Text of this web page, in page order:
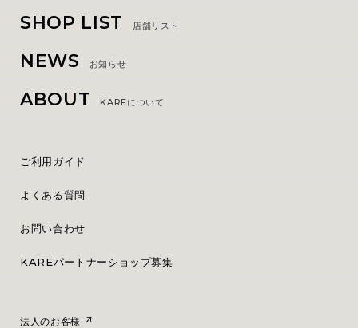
SHOP LIST 店舗リスト
NEWS お知らせ
ABOUT KAREについて
ご利用ガイド
よくある質問
お問い合わせ
KAREパートナーショップ募集
法人のお客様